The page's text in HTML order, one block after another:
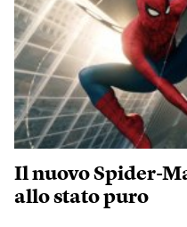
Il nuovo Spider-
allo stato puro